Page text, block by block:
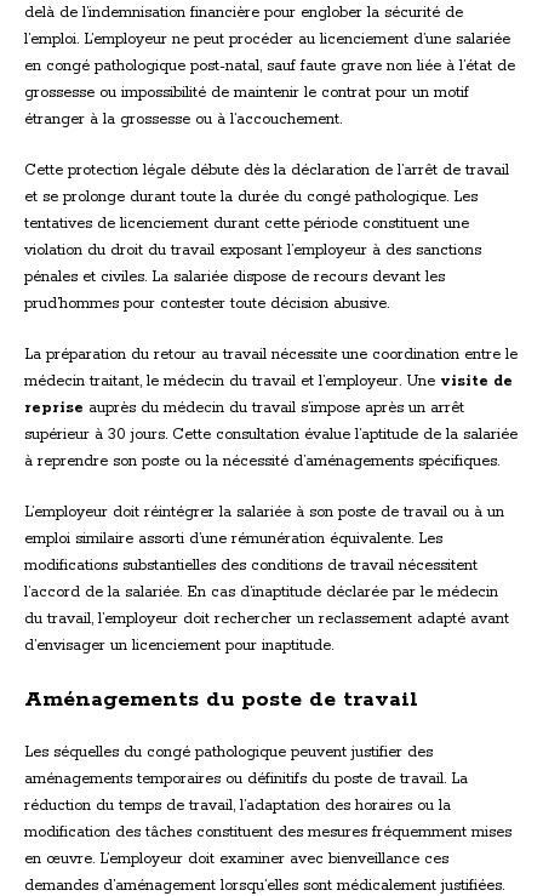
delà de l’indemnisation financière pour englober la sécurité de
l’emploi. L’employeur ne peut procéder au licenciement d’une salariée
en congé pathologique post-natal, sauf faute grave non liée à l’état de
grossesse ou impossibilité de maintenir le contrat pour un motif
étranger à la grossesse ou à l’accouchement.
Cette protection légale débute dès la déclaration de l’arrêt de travail
et se prolonge durant toute la durée du congé pathologique. Les
tentatives de licenciement durant cette période constituent une
violation du droit du travail exposant l’employeur à des sanctions
pénales et civiles. La salariée dispose de recours devant les
prud’hommes pour contester toute décision abusive.
La préparation du retour au travail nécessite une coordination entre le
médecin traitant, le médecin du travail et l’employeur. Une visite de
reprise auprès du médecin du travail s’impose après un arrêt
supérieur à 30 jours. Cette consultation évalue l’aptitude de la salariée
à reprendre son poste ou la nécessité d’aménagements spécifiques.
L’employeur doit réintégrer la salariée à son poste de travail ou à un
emploi similaire assorti d’une rémunération équivalente. Les
modifications substantielles des conditions de travail nécessitent
l’accord de la salariée. En cas d’inaptitude déclarée par le médecin
du travail, l’employeur doit rechercher un reclassement adapté avant
d’envisager un licenciement pour inaptitude.
Aménagements du poste de travail
Les séquelles du congé pathologique peuvent justifier des
aménagements temporaires ou définitifs du poste de travail. La
réduction du temps de travail, l’adaptation des horaires ou la
modification des tâches constituent des mesures fréquemment mises
en œuvre. L’employeur doit examiner avec bienveillance ces
demandes d’aménagement lorsqu’elles sont médicalement justifiées.